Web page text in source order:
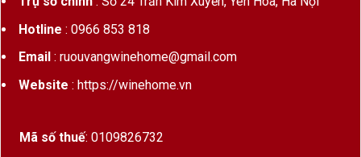
Hotline : 0966 853 818
Email : ruouvangwinehome@gmail.com
Website : https://winehome.vn
Mã số thuế: 0109826732